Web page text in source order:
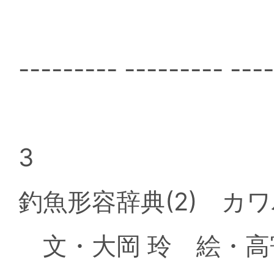
--------- ---------
3
釣魚形容辞典(2) カ
文・大岡 玲 絵・高